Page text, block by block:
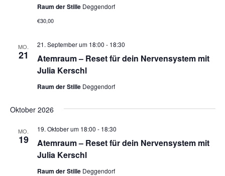
Raum der Stille Deggendorf
€30,00
MO.
21
Atemraum – Reset für dein Nervensystem mit
Julia Kerschl
21. September um 18:00 - 18:30
Raum der Stille Deggendorf
Oktober 2026
MO.
19
Atemraum – Reset für dein Nervensystem mit
Julia Kerschl
19. Oktober um 18:00 - 18:30
Raum der Stille Deggendorf